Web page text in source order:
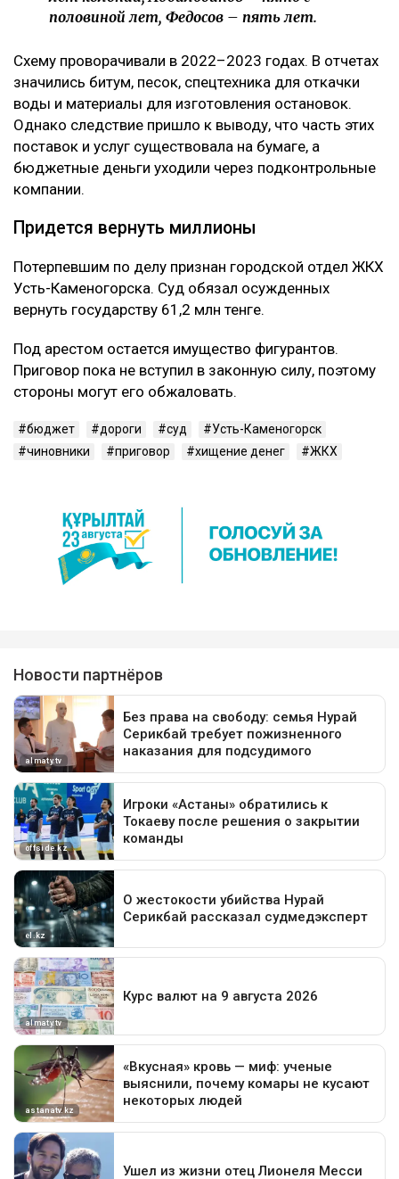
половиной лет, Федосов – пять лет.
Схему проворачивали в 2022–2023 годах. В отчетах
значились битум, песок, спецтехника для откачки
воды и материалы для изготовления остановок.
Однако следствие пришло к выводу, что часть этих
поставок и услуг существовала на бумаге, а
бюджетные деньги уходили через подконтрольные
компании.
Придется вернуть миллионы
Потерпевшим по делу признан городской отдел ЖКХ
Усть-Каменогорска. Суд обязал осужденных
вернуть государству 61,2 млн тенге.
Под арестом остается имущество фигурантов.
Приговор пока не вступил в законную силу, поэтому
стороны могут его обжаловать.
бюджет дороги суд
Усть-Каменогорск
чиновники
приговор хищение денег ЖКХ